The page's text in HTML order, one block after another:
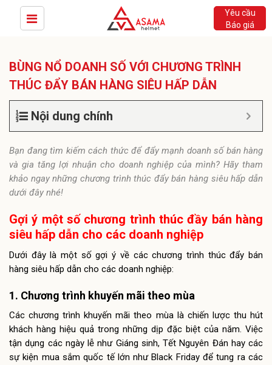
Yêu cầu
Báo giá
BÙNG NỔ DOANH SỐ VỚI CHƯƠNG TRÌNH
THÚC ĐẨY BÁN HÀNG SIÊU HẤP DẪN
Nội dung chính
Bạn đang tìm kiếm cách thức để đẩy mạnh doanh số bán hàng
và gia tăng lợi nhuận cho doanh nghiệp của mình? Hãy tham
khảo ngay những chương trình thúc đẩy bán hàng siêu hấp dẫn
dưới đây nhé!
Gợi ý một số chương trình thúc đầy bán hàng
siêu hấp dẫn cho các doanh nghiệp
Dưới đây là một số gợi ý về các chương trình thúc đẩy bán
hàng siêu hấp dẫn cho các doanh nghiệp:
1. Chương trình khuyến mãi theo mùa
Các chương trình khuyến mãi theo mùa là chiến lược thu hút
khách hàng hiệu quả trong những dịp đặc biệt của năm. Việc
tận dụng các ngày lễ như Giáng sinh, Tết Nguyên Đán hay các
sự kiện mua sắm quốc tế lớn như Black Friday để tung ra các